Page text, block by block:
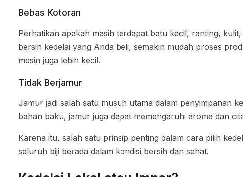
Bebas Kotoran
Perhatikan apakah masih terdapat batu kecil, ranting,
bersih kedelai yang Anda beli, semakin mudah proses
mesin juga lebih kecil.
Tidak Berjamur
Jamur jadi salah satu musuh utama dalam penyimpanan
bahan baku, jamur juga dapat memengaruhi aroma dan
Karena itu, salah satu prinsip penting dalam cara pilih
seluruh biji berada dalam kondisi bersih dan sehat.